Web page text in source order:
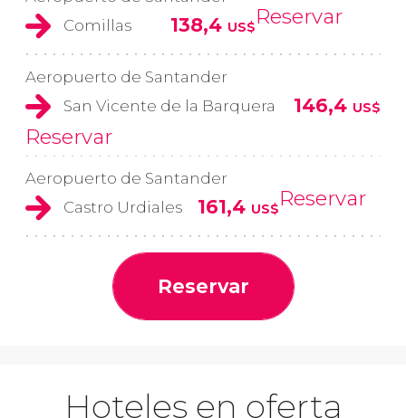
Comillas
138,4 US$Reservar
Aeropuerto de Santander
San Vicente de la Barquera
146,4 US$
Reservar
Aeropuerto de Santander
Castro Urdiales
161,4 US$Reservar
Reservar
Hoteles en oferta